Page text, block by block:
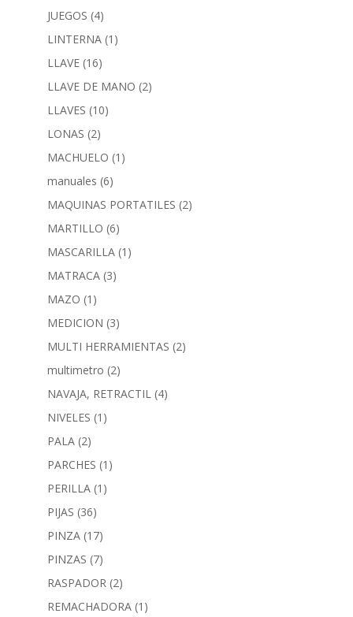
JUEGOS (4)
LINTERNA (1)
LLAVE (16)
LLAVE DE MANO (2)
LLAVES (10)
LONAS (2)
MACHUELO (1)
manuales (6)
MAQUINAS PORTATILES (2)
MARTILLO (6)
MASCARILLA (1)
MATRACA (3)
MAZO (1)
MEDICION (3)
MULTI HERRAMIENTAS (2)
multimetro (2)
NAVAJA, RETRACTIL (4)
NIVELES (1)
PALA (2)
PARCHES (1)
PERILLA (1)
PIJAS (36)
PINZA (17)
PINZAS (7)
RASPADOR (2)
REMACHADORA (1)